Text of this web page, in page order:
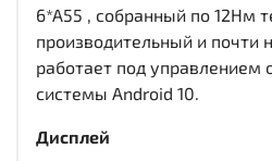
6*A55 , собранный по 12Нм
производительный и почти
работает под управлением
системы Android 10.
Дисплей